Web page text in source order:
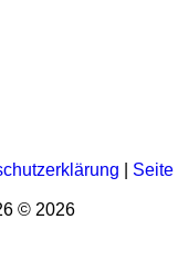
Seite
© 2026